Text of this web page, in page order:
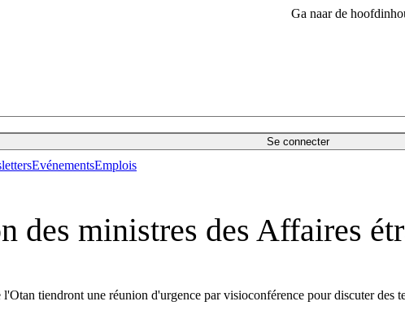
Ga naar de
Se connecter
EvénementsEmplois
des ministres des Affaires
tiendront une réunion d'urgence par visioconférence pour discuter